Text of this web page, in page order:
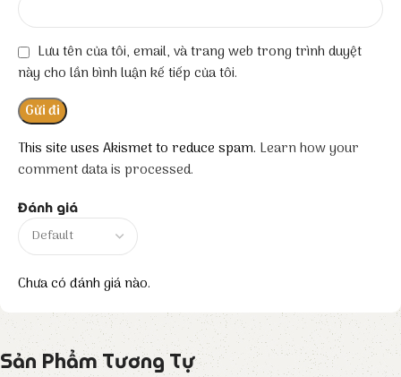
Đánh giá
Chưa có đánh giá nào.
Lưu tên của tôi, email, và trang web trong trình duyệt
này cho lần bình luận kế tiếp của tôi.
This site uses Akismet to reduce spam. Learn how your
comment data is processed.
Sản Phẩm Tương Tự